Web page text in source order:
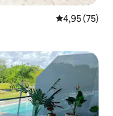
5 üzerinden
4,95 (75)